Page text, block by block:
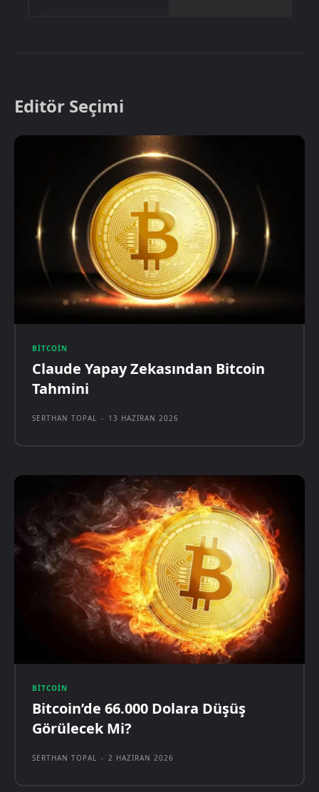
Editör Seçimi
BITCOIN
Claude Yapay Zekasından Bitcoin
Tahmini
SERTHAN TOPAL - 13 HAZIRAN 2026
BITCOIN
Bitcoin’de 66.000 Dolara Düşüş
Görülecek Mi?
SERTHAN TOPAL - 2 HAZIRAN 2026